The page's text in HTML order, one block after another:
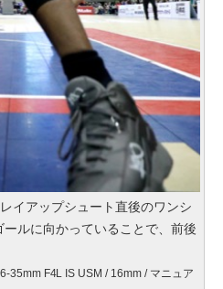
イアップシュート直後のワンシ
ルに向かっていることで、前後
35mm F4L IS USM / 16mm / マニュア